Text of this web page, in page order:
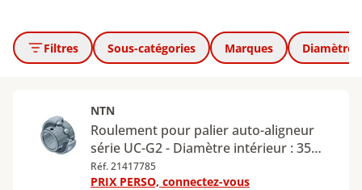
Filtres Sous-catégories Marques Diamètre
NTN
Roulement pour palier auto-aligneur
série UC-G2 - Diamètre intérieur : 35
mm - Diamètre extérieur : 72 mm
Réf. 21417785
PRIX PERSO, connectez-vous